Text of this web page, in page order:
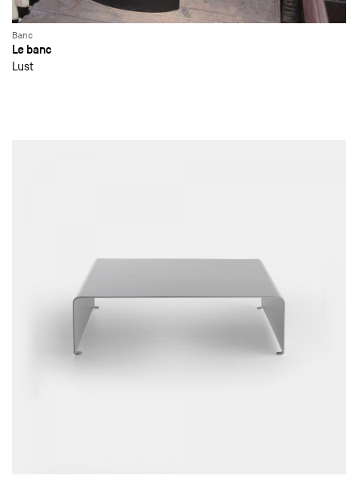
Banc
Le banc
Lust